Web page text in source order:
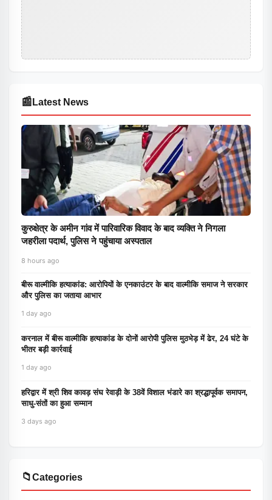
📰 Latest News
कुरुक्षेत्र के अमीन गांव में पारिवारिक विवाद के बाद व्यक्ति ने निगला
जहरीला पदार्थ, पुलिस ने पहुंचाया अस्पताल
8 hours ago
बीरू वाल्मीकि हत्याकांड: आरोपियों के एनकाउंटर के बाद वाल्मीकि समाज ने सरकार
और पुलिस का जताया आभार
1 day ago
करनाल में बीरू वाल्मीकि हत्याकांड के दोनों आरोपी पुलिस मुठभेड़ में ढेर, 24 घंटे के
भीतर बड़ी कार्रवाई
1 day ago
हरिद्वार में श्री शिव कावड़ संघ रेवाड़ी के 38वें विशाल भंडारे का श्रद्धापूर्वक समापन,
साधु-संतों का हुआ सम्मान
3 days ago
📁Categories